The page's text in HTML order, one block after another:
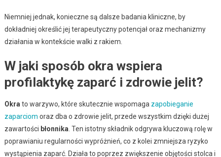
Niemniej jednak, konieczne są dalsze badania kliniczne, by
dokładniej określić jej terapeutyczny potencjał oraz mechanizmy
działania w kontekście walki z rakiem.
W jaki sposób okra wspiera
profilaktykę zaparć i zdrowie jelit?
Okra to warzywo, które skutecznie wspomaga zapobieganie
zaparciom oraz dba o zdrowie jelit, przede wszystkim dzięki dużej
zawartości błonnika . Ten istotny składnik odgrywa kluczową rolę w
poprawianiu regularności wypróżnień, co z kolei zmniejsza ryzyko
wystąpienia zaparć. Działa to poprzez zwiększenie objętości stolca i